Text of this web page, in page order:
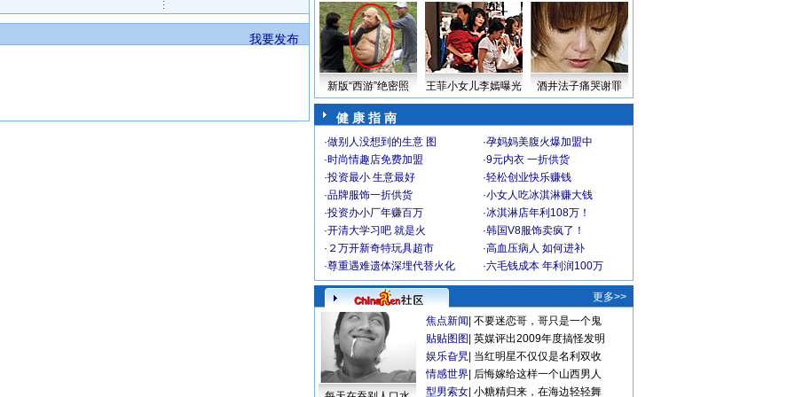
我要发布
新版“西游”绝密照 王菲小女儿李嫣曝光 酒井法子痛哭谢罪
健 康 指 南
·做别人没想到的生意 图 ·孕妈妈美腹火爆加盟中
·时尚情趣店免费加盟 ·9元内衣 一折供货
·投资最小 生意最好 ·轻松创业快乐赚钱
·品牌服饰一折供货 ·小女人吃冰淇淋赚大钱
·投资办小厂年赚百万 ·冰淇淋店年利108万！
·开清大学习吧 就是火 ·韩国V8服饰卖疯了！
· ２万开新奇特玩具超市 ·高血压病人 如何进补
·尊重遇难遗体深埋代替火化 ·六毛钱成本 年利润100万
更多>>
焦点新闻 不要迷恋哥，哥只是一个鬼
贴贴图图 英媒评出2009年度搞怪发明
娱乐旮旯 当红明星不仅仅是名利双收
情感世界 后悔嫁给这样一个山西男人
型男索女 小糖精归来，在海边轻轻舞